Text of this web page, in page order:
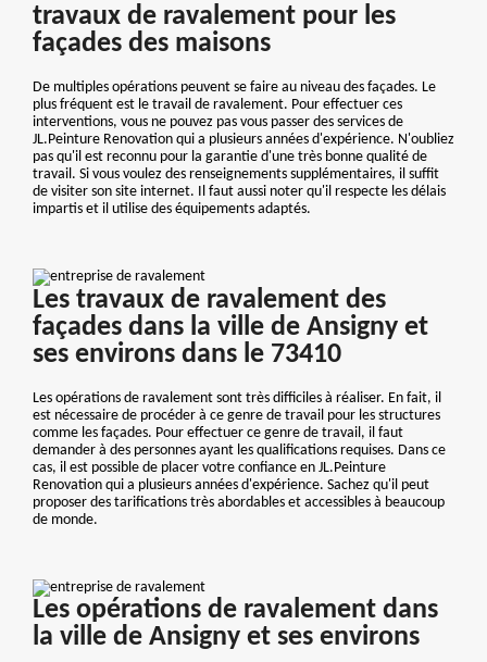
travaux de ravalement pour les
façades des maisons
De multiples opérations peuvent se faire au niveau des façades. Le
plus fréquent est le travail de ravalement. Pour effectuer ces
interventions, vous ne pouvez pas vous passer des services de
JL.Peinture Renovation qui a plusieurs années d'expérience. N'oubliez
pas qu'il est reconnu pour la garantie d'une très bonne qualité de
travail. Si vous voulez des renseignements supplémentaires, il suffit
de visiter son site internet. Il faut aussi noter qu'il respecte les délais
impartis et il utilise des équipements adaptés.
Les travaux de ravalement des
façades dans la ville de Ansigny et
ses environs dans le 73410
Les opérations de ravalement sont très difficiles à réaliser. En fait, il
est nécessaire de procéder à ce genre de travail pour les structures
comme les façades. Pour effectuer ce genre de travail, il faut
demander à des personnes ayant les qualifications requises. Dans ce
cas, il est possible de placer votre confiance en JL.Peinture
Renovation qui a plusieurs années d'expérience. Sachez qu'il peut
proposer des tarifications très abordables et accessibles à beaucoup
de monde.
Les opérations de ravalement dans
la ville de Ansigny et ses environs